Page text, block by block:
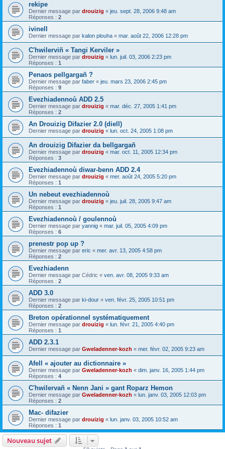
rekipe
Dernier message par drouizig « jeu. sept. 28, 2006 9:48 am
Réponses : 2
ivinell
Dernier message par kalon plouha « mar. août 22, 2006 12:28 pm
C'hwilerviñ « Tangi Kerviler »
Dernier message par drouizig « lun. juil. 03, 2006 2:23 pm
Réponses : 1
Penaos pellgargañ ?
Dernier message par faber « jeu. mars 23, 2006 2:45 pm
Réponses : 9
Evezhiadennoù ADD 2.5
Dernier message par drouizig « mar. déc. 27, 2005 1:41 pm
Réponses : 2
An Drouizig Difazier 2.0 (diell)
Dernier message par drouizig « lun. oct. 24, 2005 1:08 pm
An drouizig Difazier da bellgargañ
Dernier message par drouizig « mar. oct. 11, 2005 12:34 pm
Réponses : 3
Evezhiadennoù diwar-benn ADD 2.4
Dernier message par drouizig « mer. août 24, 2005 5:20 pm
Réponses : 1
Un nebeut evezhiadennoù
Dernier message par drouizig « jeu. juil. 28, 2005 9:47 am
Réponses : 1
Evezhiadennoù / goulennoù
Dernier message par yannig « mar. juil. 05, 2005 4:09 pm
Réponses : 6
prenestr pop up ?
Dernier message par eric « mer. avr. 13, 2005 4:58 pm
Réponses : 2
Evezhiadenn
Dernier message par Cédric « ven. avr. 08, 2005 9:33 am
Réponses : 2
ADD 3.0
Dernier message par ki-dour « ven. févr. 25, 2005 10:51 pm
Réponses : 2
Breton opérationnel systématiquement
Dernier message par drouizig « lun. févr. 21, 2005 4:40 pm
Réponses : 1
ADD 2.3.1
Dernier message par Gweladenner-kozh « mer. févr. 02, 2005 9:23 am
Afell « ajouter au dictionnaire »
Dernier message par Gweladenner-kozh « dim. janv. 16, 2005 1:44 pm
Réponses : 4
C'hwilervañ « Nenn Jani » gant Roparz Hemon
Dernier message par Gweladenner-kozh « lun. janv. 03, 2005 12:03 pm
Réponses : 2
Mac- difazier
Dernier message par drouizig « lun. janv. 03, 2005 10:52 am
Réponses : 1
Nouveau sujet